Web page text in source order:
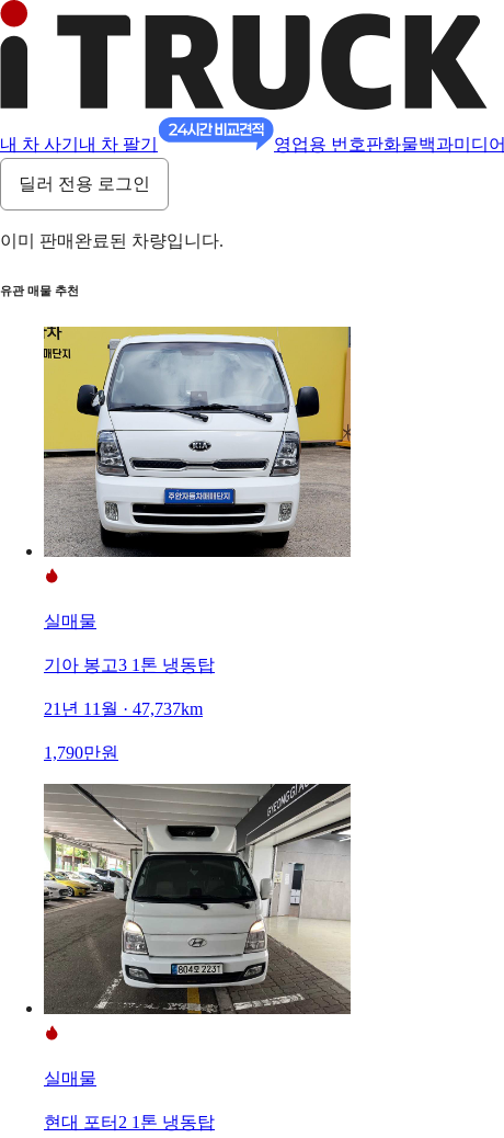
내 차 사기 내 차 팔기 영업용 번호판화물백과미디어
딜러 전용 로그인
이미 판매완료된 차량입니다.
유관 매물 추천
실매물
기아 봉고3 1톤 냉동탑
21년 11월 · 47,737km
1,790만원
실매물
현대 포터2 1톤 냉동탑